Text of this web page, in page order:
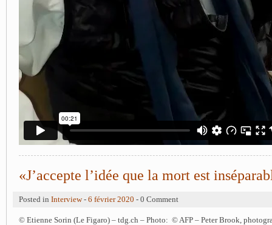
«J’accepte l’idée que la mort est
Posted in Interview- 6 février 2020 - 0 Comment
© Etienne Sorin (Le Figaro) – tdg.ch – Photo: © AFP – Peter Brook,